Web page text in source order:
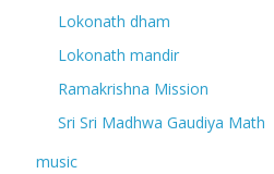
Lokonath dham
Lokonath mandir
Ramakrishna Mission
Sri Sri Madhwa Gaudiya Math
music